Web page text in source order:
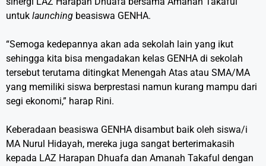
untuk launching beasiswa GENHA.
“Semoga kedepannya akan ada sekolah lain yang ikut
sehingga kita bisa mengadakan kelas GENHA di sekolah
tersebut terutama ditingkat Menengah Atas atau SMA/MA
yang memiliki siswa berprestasi namun kurang mampu dari
segi ekonomi,” harap Rini.
Keberadaan beasiswa GENHA disambut baik oleh siswa/i
MA Nurul Hidayah, mereka juga sangat berterimakasih
kepada LAZ Harapan Dhuafa dan Amanah Takaful dengan